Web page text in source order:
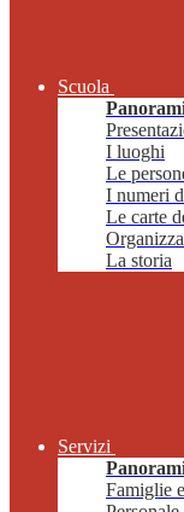
Scuola
I luoghi
Le
I numeri
Le carte
La storia
Servizi
Famiglie